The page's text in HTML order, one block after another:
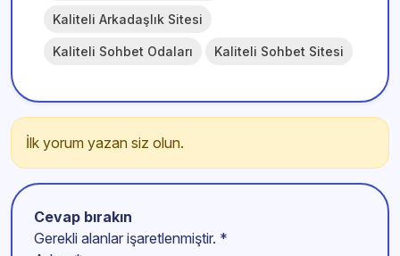
Kaliteli Arkadaşlık Sitesi
Kaliteli Sohbet Odaları Kaliteli Sohbet Sitesi
İlk yorum yazan siz olun.
Cevap bırakın
Gerekli alanlar işaretlenmiştir. *